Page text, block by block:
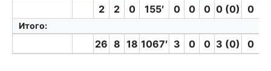
2
2 0 155′ 0 0 0 0 (0) 0
Итого:
26 8 18 1067′ 3 0 0 3 (0) 0